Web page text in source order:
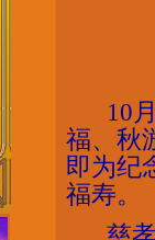
10
福、秋
即为纪
福寿。